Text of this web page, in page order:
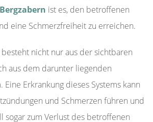
ist es, den betroffenen
eine Schmerzfreiheit zu erreichen.
nicht nur aus der sichtbaren
aus dem darunter liegenden
Eine Erkrankung dieses Systems kann
und Schmerzen führen und
sogar zum Verlust des betroffenen